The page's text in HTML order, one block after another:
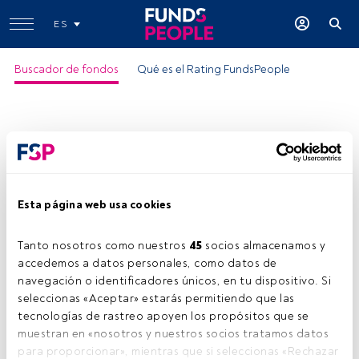
Esta página web usa cookies
Tanto nosotros como nuestros 45 socios almacenamos y
accedemos a datos personales, como datos de
navegación o identificadores únicos, en tu dispositivo. Si
seleccionas «Aceptar» estarás permitiendo que las
tecnologías de rastreo apoyen los propósitos que se
muestran en «nosotros y nuestros socios tratamos datos
para proporcionar», mientras que si seleccionas «Rechazar
ES
Buscador de fondos Qué es el Rating FundsPeople
ISIN:LU0228524426
Categoría Morningstar: Other Bond
Empresa: Goldman Sachs Asset Management